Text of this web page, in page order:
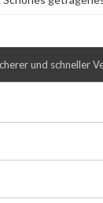
und schneller